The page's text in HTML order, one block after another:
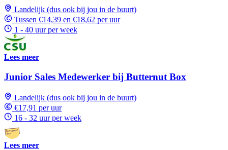
Landelijk (dus ook bij jou in de buurt)
Tussen €14,39 en €18,62 per uur
1 - 40 uur per week
Lees meer
Junior Sales Medewerker bij Butternut Box
Landelijk (dus ook bij jou in de buurt)
€17,91 per uur
16 - 32 uur per week
Lees meer